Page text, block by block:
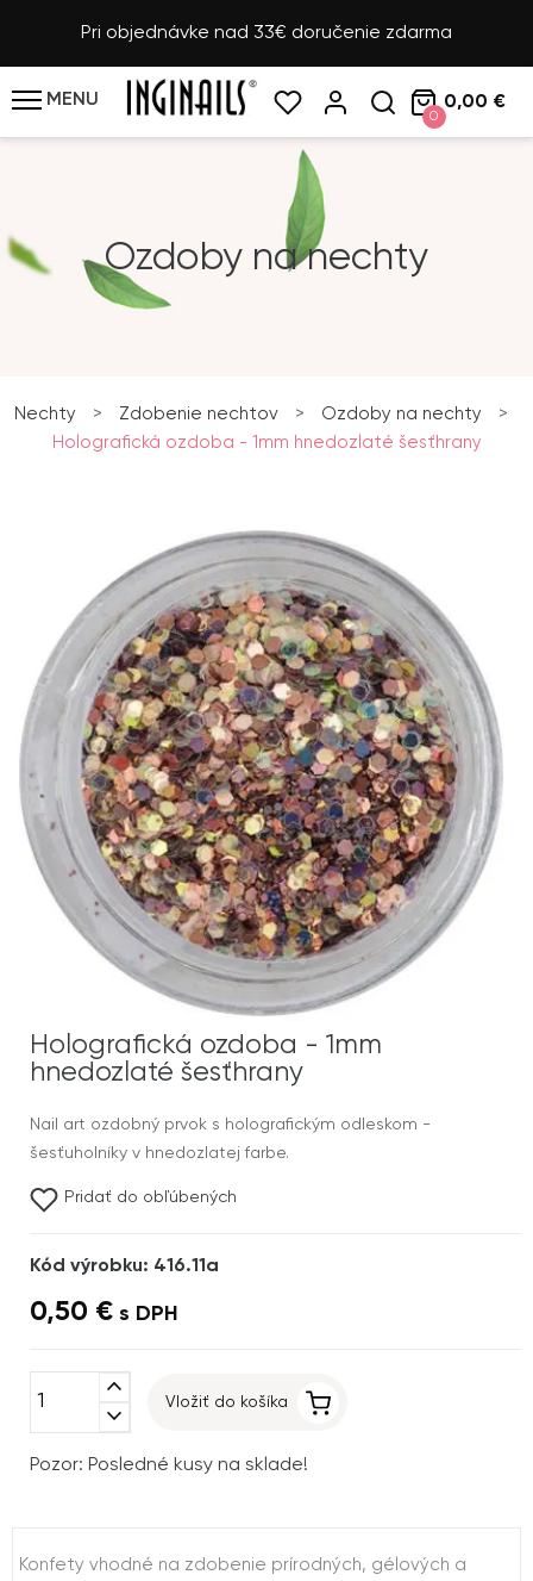
Pri objednávke nad 33€ doručenie zdarma
MENU
0
0,00 €
Ozdoby na nechty
Nechty > Zdobenie nechtov > Ozdoby na nechty
>
Holografická ozdoba - 1mm hnedozlaté šesťhrany
Holografická ozdoba - 1mm
hnedozlaté šesťhrany
Nail art ozdobný prvok s holografickým odleskom -
šesťuholníky v hnedozlatej farbe.
Pridať do obľúbených
Kód výrobku: 416.11a
0,50 € s DPH
expand_less
expand_more
Vložiť do košíka
Pozor: Posledné kusy na sklade!
Konfety vhodné na zdobenie prírodných, gélových a